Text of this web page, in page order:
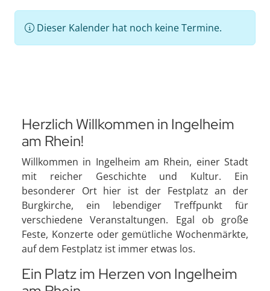
Dieser Kalender hat noch keine Termine.
Herzlich Willkommen in Ingelheim
am Rhein!
Willkommen in Ingelheim am Rhein, einer Stadt
mit reicher Geschichte und Kultur. Ein
besonderer Ort hier ist der Festplatz an der
Burgkirche, ein lebendiger Treffpunkt für
verschiedene Veranstaltungen. Egal ob große
Feste, Konzerte oder gemütliche Wochenmärkte,
auf dem Festplatz ist immer etwas los.
Ein Platz im Herzen von Ingelheim